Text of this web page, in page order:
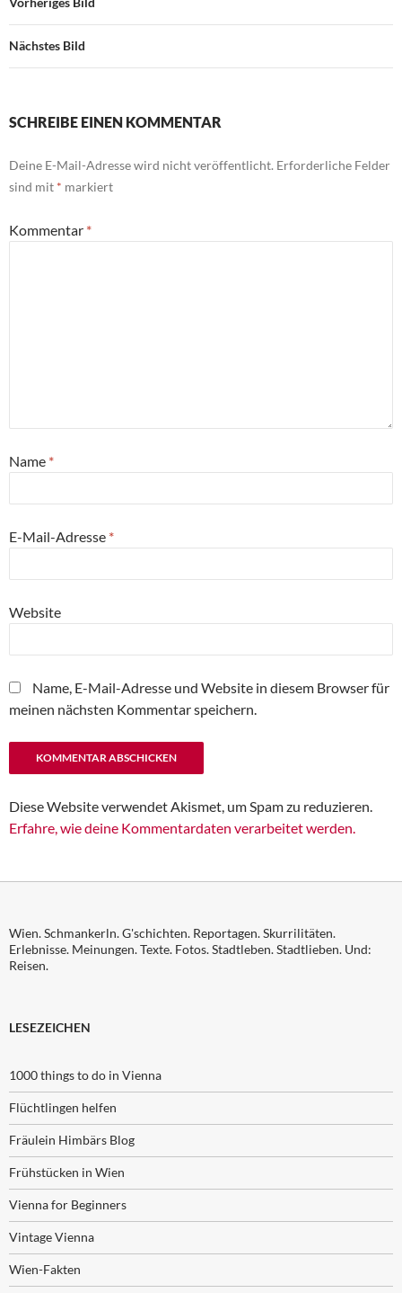
Nächstes Bild
SCHREIBE EINEN KOMMENTAR
Deine E-Mail-Adresse wird nicht veröffentlicht. Erforderliche Felder
sind mit * markiert
Kommentar *
Name *
E-Mail-Adresse *
Website
Name, E-Mail-Adresse und Website in diesem Browser für
meinen nächsten Kommentar speichern.
Diese Website verwendet Akismet, um Spam zu reduzieren.
Erfahre, wie deine Kommentardaten verarbeitet werden.
Wien. Schmankerln. G'schichten. Reportagen. Skurrilitäten.
Erlebnisse. Meinungen. Texte. Fotos. Stadtleben. Stadtlieben. Und:
Reisen.
LESEZEICHEN
1000 things to do in Vienna
Flüchtlingen helfen
Fräulein Himbärs Blog
Frühstücken in Wien
Vienna for Beginners
Vintage Vienna
Wien-Fakten